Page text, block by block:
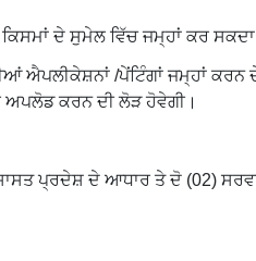
ਦੇ ਸੁਮੇਲ ਵਿੱਚ ਜਮ੍ਹਾਂ ਕਰ ਸਕਦਾ
ਐਪਲੀਕੇਸ਼ਨਾਂ /ਪੇਂਟਿੰਗਾਂ ਜਮ੍ਹਾਂ
ਅਪਲੋਡ ਕਰਨ ਦੀ ਲੋੜ ਹੋਵੇਗੀ।
ਪ੍ਰਦੇਸ਼ ਦੇ ਆਧਾਰ ਤੇ ਦੋ (02)